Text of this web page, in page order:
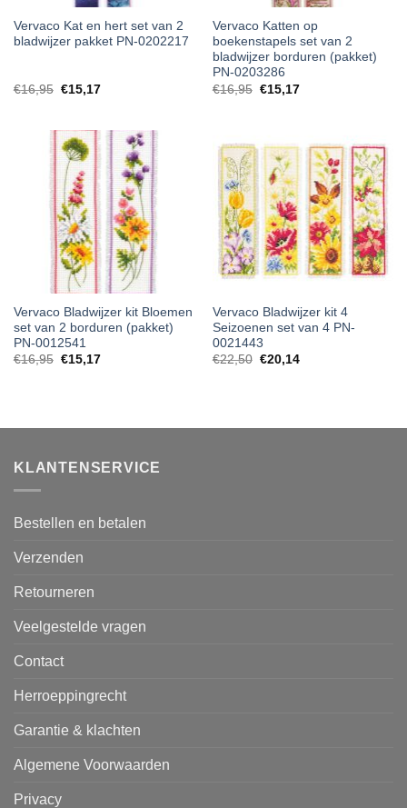
Vervaco Kat en hert set van 2
bladwijzer pakket PN-0202217
€16,95 €15,17
Vervaco Katten op
boekenstapels set van 2
bladwijzer borduren (pakket)
PN-0203286
€16,95 €15,17
Vervaco Bladwijzer kit Bloemen
set van 2 borduren (pakket)
PN-0012541
€16,95 €15,17
Vervaco Bladwijzer kit 4
Seizoenen set van 4 PN-
0021443
€22,50 €20,14
KLANTENSERVICE
Bestellen en betalen
Verzenden
Retourneren
Veelgestelde vragen
Contact
Herroeppingrecht
Garantie & klachten
Algemene Voorwaarden
Privacy